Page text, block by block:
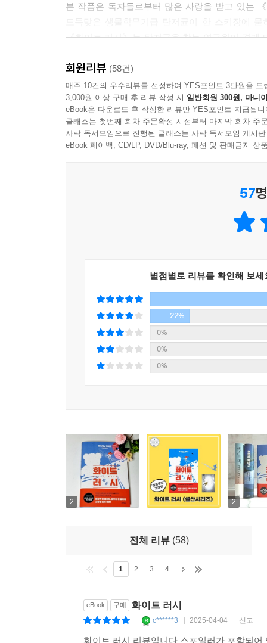
본 작품은 독자들로부터 많은 사랑을 받고 있는
《화이트 러시》는 탄저균을 찾는 연구원이 겪게
작품은 마지막 한 줄까지 생각지도 못한 반전이
“흥정을 할 필요가 없어졌어. 범인 녀석, 사고로 죽
차가운 눈 속에 묻힌 사상 최악의 생물학무기,
남겨진 단서는 곰 인형 하나뿐!
탄저균, 통칭 ‘K-55’를 보관하던 케이스가 비어
발생할 우려가 있는 위험한 물건이 사라진 것이
하지만 곧이어 경찰로부터 연락이 오고, 구즈하
테디베어뿐. 구리바야시는 한정적인 단서만을
그리고 그 누구도 K-55의 존재를 알 수 없도록
스키장임을 알아낸 구리바야시는 그곳으로 향
있을 것인가? 거대한 설원 위, 숨 막히는 대결이 시
스포츠의 즐거움과 겔렌데의 멋짐을 알아주었으
《화이트 러시》는 시리즈 두 번째로 작품으
소미미디어에서 만나볼 수 있다.
《화이트 러시》는 작가 특유의 이과적 상상력에
행방을 쫓는 연구원 구리바야시 가즈유키와 그
사건의 연속과 긴장감으로 독자들의 심장을 움
거기에 중간중간 터져 나오는 유쾌함이 완급을
반가운 인물들의 새로운 모습을 보여주는 한 권
회원리뷰 (58건)
매주 10건의 우수리뷰를 선정하여 YES포인트 3만원을 드
3,000원 이상 구매 후 리뷰 작성 시 일반회원 300원, 마니
eBook은 다운로드 후 작성한 리뷰만 YES포인트 지급됩니
클래스는 첫번째 회차 주문확정 시점부터 마지막 회차 주
사락 독서모임으로 진행된 클래스는 사락 독서모임 게시
eBook 페이백, CD/LP, DVD/Blu-ray, 패션 및 판매금지 상
57
별점별로 리뷰를 확인해 보세
22%
0%
0%
0%
2 2
전체 리뷰 (58)
1 2 3 4
eBook 구매 화이트 러시
c******3 2025-04-04 신고
화이트 러시 리뷰입니다 스포일러가 포함되